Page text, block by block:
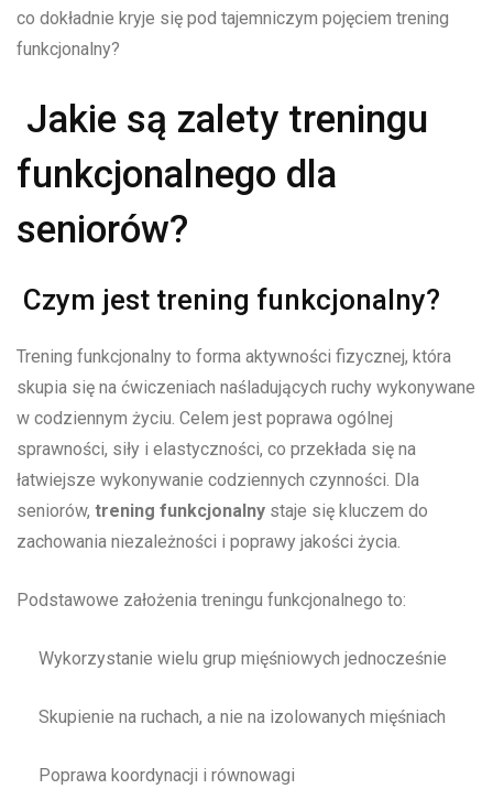
co dokładnie kryje się pod tajemniczym pojęciem trening
funkcjonalny?
Jakie są zalety treningu
funkcjonalnego dla
seniorów?
Czym jest trening funkcjonalny?
Trening funkcjonalny to forma aktywności fizycznej, która
skupia się na ćwiczeniach naśladujących ruchy wykonywane
w codziennym życiu. Celem jest poprawa ogólnej
sprawności, siły i elastyczności, co przekłada się na
łatwiejsze wykonywanie codziennych czynności. Dla
seniorów, trening funkcjonalny staje się kluczem do
zachowania niezależności i poprawy jakości życia.
Podstawowe założenia treningu funkcjonalnego to:
Wykorzystanie wielu grup mięśniowych jednocześnie
Skupienie na ruchach, a nie na izolowanych mięśniach
Poprawa koordynacji i równowagi